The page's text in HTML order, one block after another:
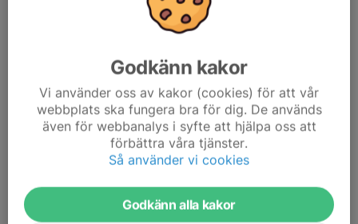
Godkänn kakor
Vi använder oss av kakor (cookies) för att vår
webbplats ska fungera bra för dig. De används
även för webbanalys i syfte att hjälpa oss att
förbättra våra tjänster.
Så använder vi cookies
Godkänn alla kakor